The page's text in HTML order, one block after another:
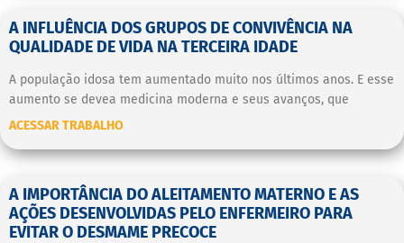
A INFLUÊNCIA DOS GRUPOS DE CONVIVÊNCIA NA
QUALIDADE DE VIDA NA TERCEIRA IDADE
A população idosa tem aumentado muito nos últimos anos. E esse
aumento se devea medicina moderna e seus avanços, que
ACESSAR TRABALHO
A IMPORTÂNCIA DO ALEITAMENTO MATERNO E AS
AÇÕES DESENVOLVIDAS PELO ENFERMEIRO PARA
EVITAR O DESMAME PRECOCE